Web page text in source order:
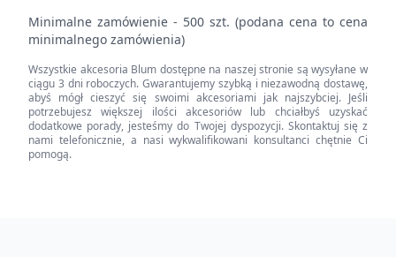
INSERTA,
symetryczne,
do
TANDEMBOX
antaro
quantity
Minimalne zamówienie - 500 szt. (podana cena to cena
minimalnego zamówienia)
Wszystkie akcesoria Blum dostępne na naszej stronie są wysyłane w
ciągu 3 dni roboczych. Gwarantujemy szybką i niezawodną dostawę,
abyś mógł cieszyć się swoimi akcesoriami jak najszybciej. Jeśli
potrzebujesz większej ilości akcesoriów lub chciałbyś uzyskać
dodatkowe porady, jesteśmy do Twojej dyspozycji. Skontaktuj się z
nami telefonicznie, a nasi wykwalifikowani konsultanci chętnie Ci
pomogą.